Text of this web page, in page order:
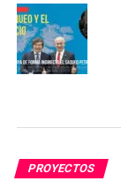
PROYECTOS